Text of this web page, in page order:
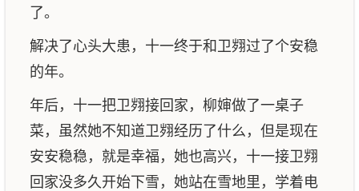
了。
解决了心头大患，十一终于和卫翙过了个安稳
的年。
年后，十一把卫翙接回家，柳婶做了一桌子
菜，虽然她不知道卫翙经历了什么，但是现在
安安稳稳，就是幸福，她也高兴，十一接卫翙
回家没多久开始下雪，她站在雪地里，学着电